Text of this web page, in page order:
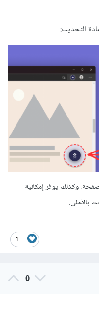
التحديث:
وكذلك يوفر إمكانية
بالأعلى.
1
0